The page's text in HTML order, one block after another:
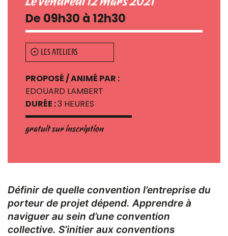
De 09h30 à 12h30
LES ATELIERS
PROPOSÉ / ANIMÉ PAR :
EDOUARD LAMBERT
DURÉE :3 HEURES
gratuit sur inscription
Définir de quelle convention l’entreprise du
porteur de projet dépend. Apprendre à
naviguer au sein d’une convention
collective. S’initier aux conventions